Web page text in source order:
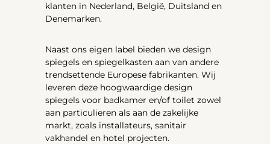
klanten in Nederland, België, Duitsland en
Denemarken.
Naast ons eigen label bieden we design
spiegels en spiegelkasten aan van andere
trendsettende Europese fabrikanten. Wij
leveren deze hoogwaardige design
spiegels voor badkamer en/of toilet zowel
aan particulieren als aan de zakelijke
markt, zoals installateurs, sanitair
vakhandel en hotel projecten.